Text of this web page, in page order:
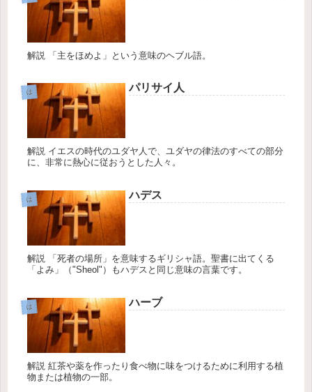
解説 「主をほめよ」という意味のヘブル語。
は パリサイ人
解説 イエスの時代のユダヤ人で、ユダヤの律法のすべての部分
に、非常に熱心に従おうとした人々。
は ハデス
解説 「死者の場所」を意味するギリシャ語。聖書に出てくる
「よみ」（"Sheol"）もハデスと同じ意味の言葉です。
は ハーブ
解説 紅茶や薬を作ったり食べ物に味をつけるために利用する植
物または植物の一部。